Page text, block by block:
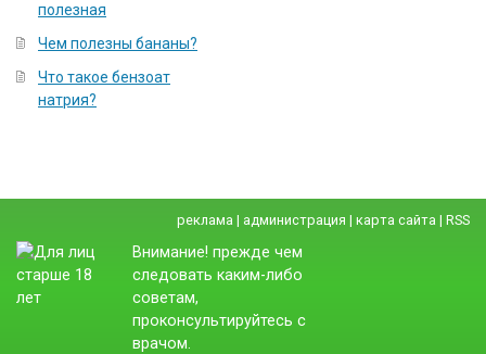
полезная
Чем полезны бананы?
Что такое бензоат
натрия?
реклама | администрация | карта сайта | RSS
Внимание! прежде чем
следовать каким-либо
советам,
проконсультируйтесь с
врачом.